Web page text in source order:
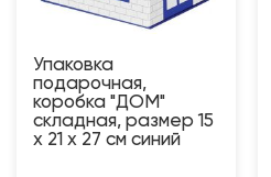
Упаковка
подарочная,
коробка "ДОМ"
складная, размер 15
x 21 x 27 см синий